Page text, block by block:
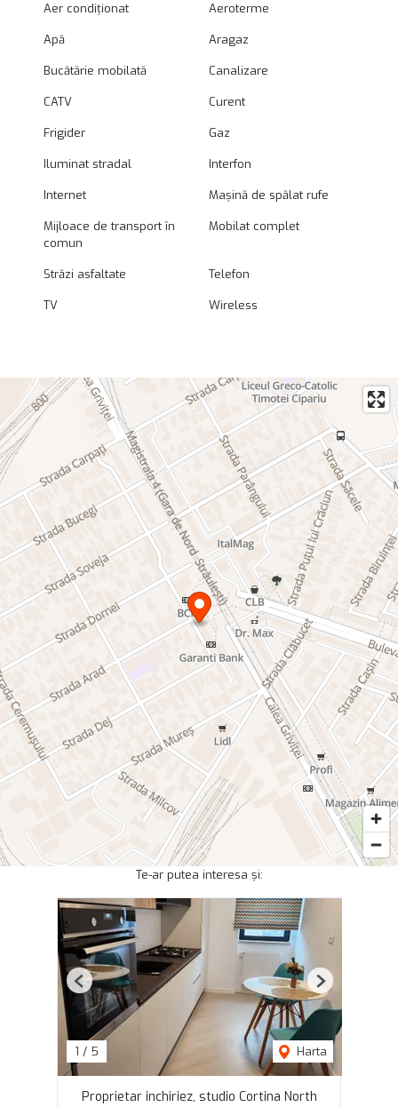
Aer condiționat Aeroterme
Apă Aragaz
Bucătărie mobilată Canalizare
CATV Curent
Frigider Gaz
Iluminat stradal Interfon
Internet Mașină de spălat rufe
Mijloace de transport în
comun
Mobilat complet
Străzi asfaltate Telefon
TV Wireless
Te-ar putea interesa și:
1 / 5 Harta
Previous Next
Proprietar inchiriez, studio Cortina North